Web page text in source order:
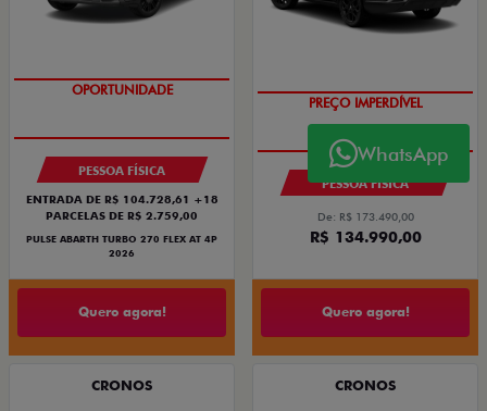
TAXA ZERO
PESSOA FÍSICA
ENTRADA DE R$ 104.728,61 +18
PARCELAS DE R$ 2.759,00
PULSE ABARTH TURBO 270 FLEX AT 4P
2026
Quero agora!
PESSOA FÍSICA
De: R$ 173.490,00
R$ 134.990,00
Quero agora!
CRONOS CRONOS
WhatsApp